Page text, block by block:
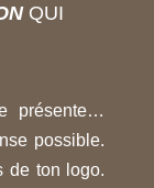
QUI
présente…
possible.
de ton logo.